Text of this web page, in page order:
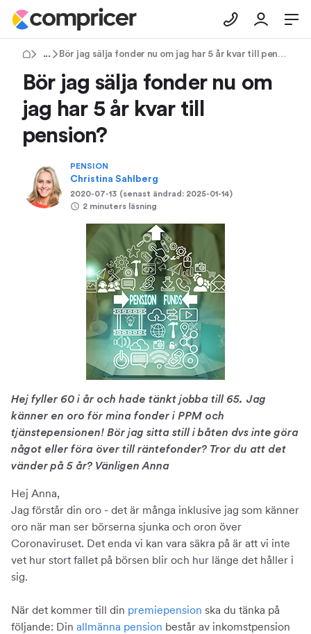
Tips & Råd Bör jag sälja fonder nu om jag har 5 år kvar till pension?
Bör jag sälja fonder nu om
jag har 5 år kvar till
pension?
PENSION
Christina Sahlberg
2020-07-13 (senast ändrad: 2025-01-14)
2 minuters läsning
Hej fyller 60 i år och hade tänkt jobba till 65. Jag
känner en oro för mina fonder i PPM och
tjänstepensionen! Bör jag sitta still i båten dvs inte göra
något eller föra över till räntefonder? Tror du att det
vänder på 5 år? Vänligen Anna
Hej Anna,
Jag förstår din oro - det är många inklusive jag som känner
oro när man ser börserna sjunka och oron över
Coronaviruset. Det enda vi kan vara säkra på är att vi inte
vet hur stort fallet på börsen blir och hur länge det håller i
sig.
När det kommer till din premiepension ska du tänka på
följande: Din allmänna pension består av inkomstpension